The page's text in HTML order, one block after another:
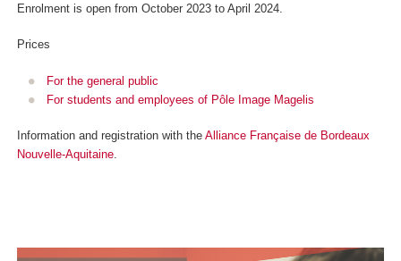
Enrolment is open from October 2023 to April 2024.
Prices
For the general public
For students and employees of Pôle Image Magelis
Information and registration with the Alliance Française de Bordeaux
Nouvelle-Aquitaine.